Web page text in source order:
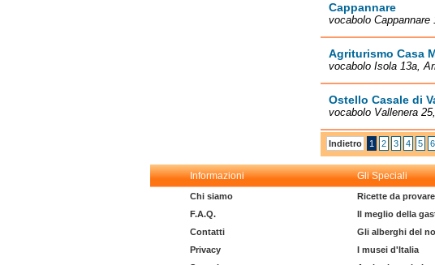
Cappannare
vocabolo Cappannare
Agriturismo Casa
vocabolo Isola 13a,
Ostello Casale di
vocabolo Vallenera
Indietro 1 2 3 4 5 6
Informazioni Gli Speciali
Chi siamo
F.A.Q.
Contatti
Privacy
Ricette da provare
Il meglio della
Gli alberghi del
I musei d'Italia